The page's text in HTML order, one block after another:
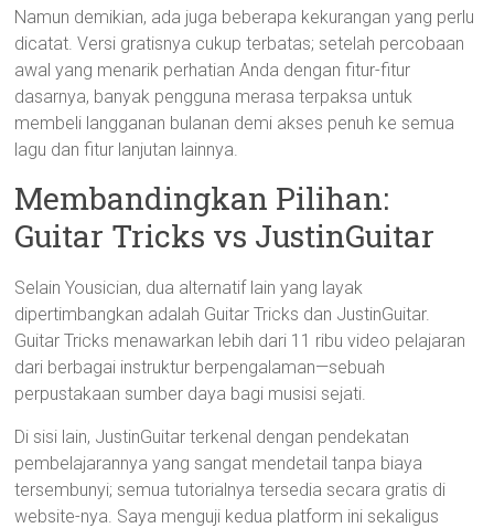
Namun demikian, ada juga beberapa kekurangan yang perlu
dicatat. Versi gratisnya cukup terbatas; setelah percobaan
awal yang menarik perhatian Anda dengan fitur-fitur
dasarnya, banyak pengguna merasa terpaksa untuk
membeli langganan bulanan demi akses penuh ke semua
lagu dan fitur lanjutan lainnya.
Membandingkan Pilihan:
Guitar Tricks vs JustinGuitar
Selain Yousician, dua alternatif lain yang layak
dipertimbangkan adalah Guitar Tricks dan JustinGuitar.
Guitar Tricks menawarkan lebih dari 11 ribu video pelajaran
dari berbagai instruktur berpengalaman—sebuah
perpustakaan sumber daya bagi musisi sejati.
Di sisi lain, JustinGuitar terkenal dengan pendekatan
pembelajarannya yang sangat mendetail tanpa biaya
tersembunyi; semua tutorialnya tersedia secara gratis di
website-nya. Saya menguji kedua platform ini sekaligus